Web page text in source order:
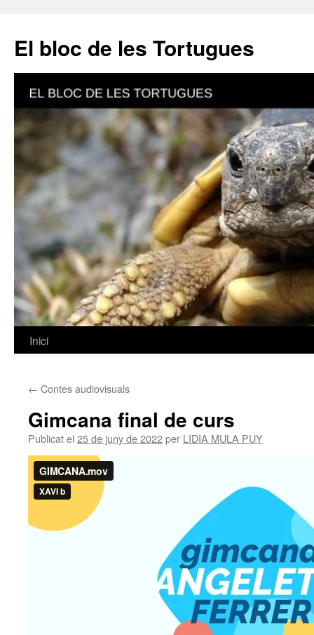
El bloc de les Tortugues
Vés
contingut
Inici
← Contes audiovisuals
Gimcana final de curs
Publicat el 25 de juny de 2022per LIDIA MULA PUY